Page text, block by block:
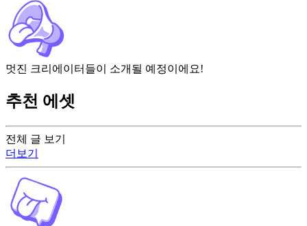
전체 글 보기
더보기
멋진 크리에이터들이 소개될 예정이에요!
추천 에셋